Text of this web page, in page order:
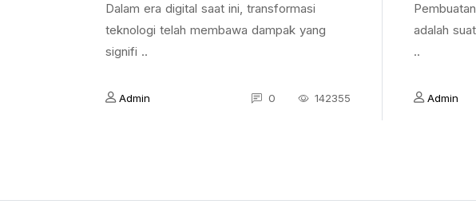
Dalam era digital saat ini, transformasi
teknologi telah membawa dampak yang
signifi ..
Admin 0 142355
adalah
..
Admin